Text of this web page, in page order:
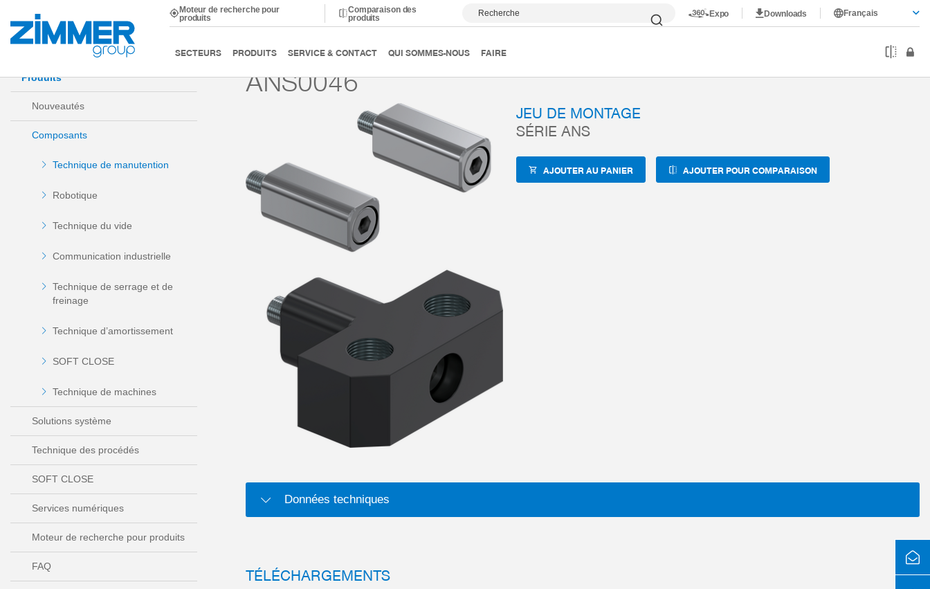
Moteur de recherche pour
produits
Comparaison des
produits
Recherche Expo Downloads Français
SECTEURS PRODUITS SERVICE & CONTACT QUI SOMMES-NOUS FAIRE
Démarrage Produits Composants Technique de manutention Accessoires ZUB-REF ANS0046
Produits
Nouveautés
Composants
Technique de manutention
Robotique
Technique du vide
Communication industrielle
Technique de serrage et de
freinage
Technique d’amortissement
SOFT CLOSE
Technique de machines
Solutions système
Technique des procédés
SOFT CLOSE
Services numériques
Moteur de recherche pour produits
FAQ
ANS0046
JEU DE MONTAGE
SÉRIE ANS
AJOUTER AU PANIER AJOUTER POUR COMPARAISON
Données techniques
TÉLÉCHARGEMENTS